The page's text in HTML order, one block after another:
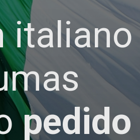
italiano
pedido